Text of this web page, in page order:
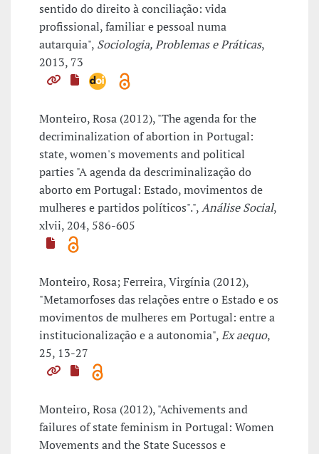
sentido do direito à conciliação: vida
profissional, familiar e pessoal numa
autarquia", Sociologia, Problemas e Práticas,
2013, 73
Monteiro, Rosa (2012), "The agenda for the
decriminalization of abortion in Portugal:
state, women's movements and political
parties "A agenda da descriminalização do
aborto em Portugal: Estado, movimentos de
mulheres e partidos políticos".",Análise Social,
xlvii, 204, 586-605
Monteiro, Rosa; Ferreira, Virgínia (2012),
"Metamorfoses das relações entre o Estado e os
movimentos de mulheres em Portugal: entre a
institucionalização e a autonomia",Ex aequo,
25, 13-27
Monteiro, Rosa (2012), "Achivements and
failures of state feminism in Portugal: Women
Movements and the State Sucessos e